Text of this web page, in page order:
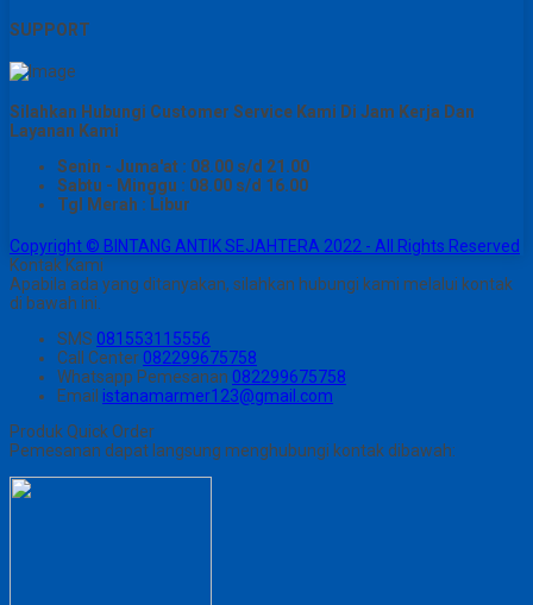
SUPPORT
Silahkan Hubungi Customer Service Kami Di Jam Kerja Dan
Layanan Kami
Senin - Juma'at : 08.00 s/d 21.00
Sabtu - Minggu : 08.00 s/d 16.00
Tgl Merah : Libur
Copyright © BINTANG ANTIK SEJAHTERA 2022 - All Rights Reserved
Kontak Kami
Apabila ada yang ditanyakan, silahkan hubungi kami melalui kontak
di bawah ini.
SMS 081553115556
Call Center 082299675758
Whatsapp Pemesanan 082299675758
Email istanamarmer123@gmail.com
Produk Quick Order
Pemesanan dapat langsung menghubungi kontak dibawah: